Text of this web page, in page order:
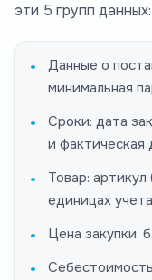
эти 5 групп данных:
Данные о
минимальная
Сроки: дата
и фактическая
Товар: артикул
единицах
Цена закупки: